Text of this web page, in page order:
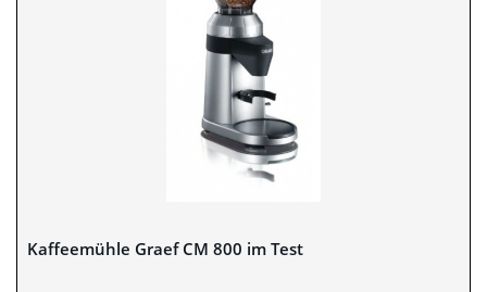
Kaffeemühle Graef CM 800 im Test